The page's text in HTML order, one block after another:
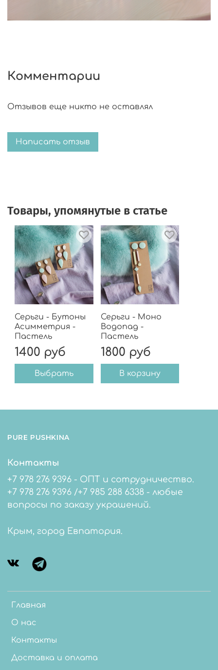
Комментарии
Отзывов еще никто не оставлял
Написать отзыв
Товары, упомянутые в статье
Серьги - Бутоны
Асимметрия -
Пастель
1400 руб
Выбрать
Серьги - Моно
Водопад -
Пастель
1800 руб
В корзину
PURE PUSHKINA
Главная
О нас
Контакты
Доставка и оплата
Контакты
+7 978 276 9396 - ОПТ и сотрудничество.
+7 978 276 9396 /+7 985 288 6338 - любые
вопросы по заказу украшений.
Крым, город Евпатория.